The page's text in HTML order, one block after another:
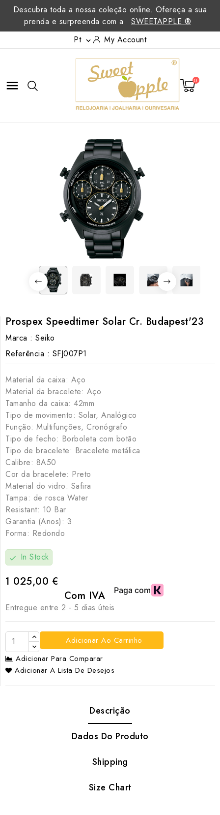
Descubra toda a nossa coleção online. Ofereça a sua
prenda e surpreenda com a
SWEETAPPLE ®
Pt  My Account
 0
Prospex Speedtimer Solar Cr. Budapest'23
Marca : Seiko
Referência : SFJ007P1
Material da caixa: Aço
Material da bracelete: Aço
Tamanho da caixa: 42mm
Tipo de movimento: Solar, Analógico
Função: Multifunções, Cronógrafo
Tipo de fecho: Borboleta com botão
Tipo de bracelete: Bracelete metálica
Calibre: 8A50
Cor da bracelete: Preto
Material do vidro: Safira
Tampa: de rosca Water
Resistant: 10 Bar
Garantia (Anos): 3
Forma: Redondo
check In Stock
1 025,00 €
Com IVA
Entregue entre 2 - 5 dias úteis
Adicionar Ao Carrinho
Adicionar Para Comparar
Adicionar A Lista De Desejos
Descrição
Dados Do Produto
Shipping
Size Chart